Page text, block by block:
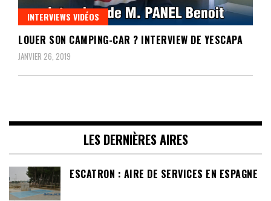
INTERVIEWS VIDÉOS
LOUER SON CAMPING-CAR ? INTERVIEW DE YESCAPA
JANVIER 26, 2019
LES DERNIÈRES AIRES
ESCATRON : AIRE DE SERVICES EN ESPAGNE